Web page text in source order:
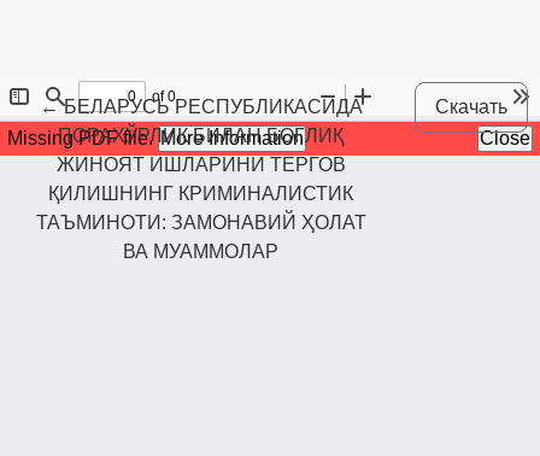
←Maqola tafsilotlariga qaytish
БЕЛАРУСЬ РЕСПУБЛИКАСИДА
ПОРАХЎРЛИК БИЛАН БОҒЛИҚ
ЖИНОЯТ ИШЛАРИНИ ТЕРГОВ
ҚИЛИШНИНГ КРИМИНАЛИСТИК
ТАЪМИНОТИ: ЗАМОНАВИЙ ҲОЛАТ
ВА МУАММОЛАР
Скачать